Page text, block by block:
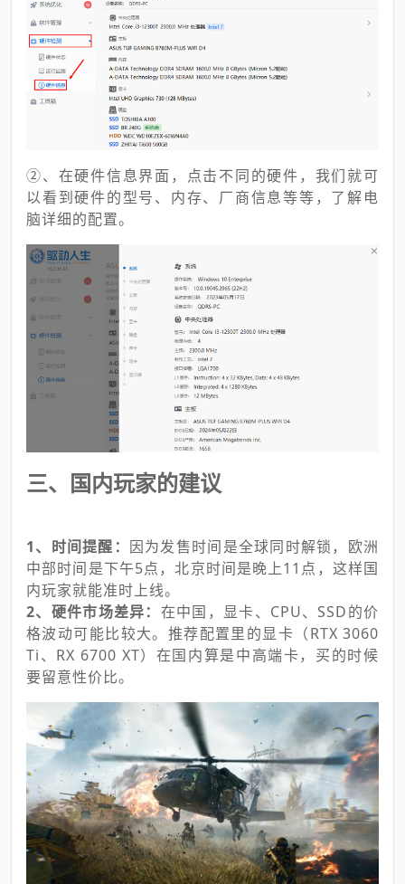
②、在硬件信息界面，点击不同的硬件，我们就可
以看到硬件的型号、内存、厂商信息等等，了解电
脑详细的配置。
三、国内玩家的建议
1、时间提醒： 因为发售时间是全球同时解锁，欧洲
中部时间是下午5点，北京时间是晚上11点，这样国
内玩家就能准时上线。
2、硬件市场差异： 在中国，显卡、CPU、SSD的价
格波动可能比较大。推荐配置里的显卡（RTX 3060
Ti、RX 6700 XT）在国内算是中高端卡，买的时候
要留意性价比。